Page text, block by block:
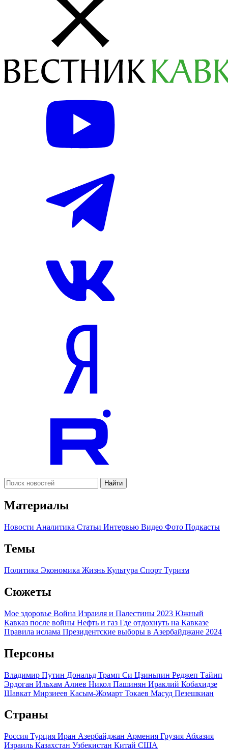
Найти
Материалы
Новости Аналитика Статьи Интервью Видео Фото Подкасты
Темы
Политика Экономика Жизнь Культура Спорт Туризм
Сюжеты
Мое здоровье Война Израиля и Палестины 2023 Южный
Кавказ после войны Нефть и газ Где отдохнуть на Кавказе
Правила ислама Президентские выборы в Азербайджане 2024
Персоны
Владимир Путин Дональд Трамп Си Цзиньпин Реджеп Тайип
Эрдоган Ильхам Алиев Никол Пашинян Ираклий Кобахидзе
Шавкат Мирзиеев Касым-Жомарт Токаев Масуд Пезешкиан
Страны
Россия Турция Иран Азербайджан Армения Грузия Абхазия
Израиль Казахстан Узбекистан Китай США